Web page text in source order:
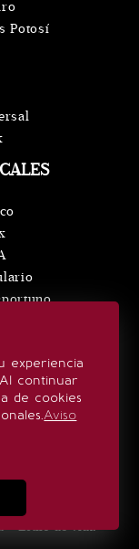
experiencia
continuar
de cookies
Aviso
Potosí
Estilo de vida